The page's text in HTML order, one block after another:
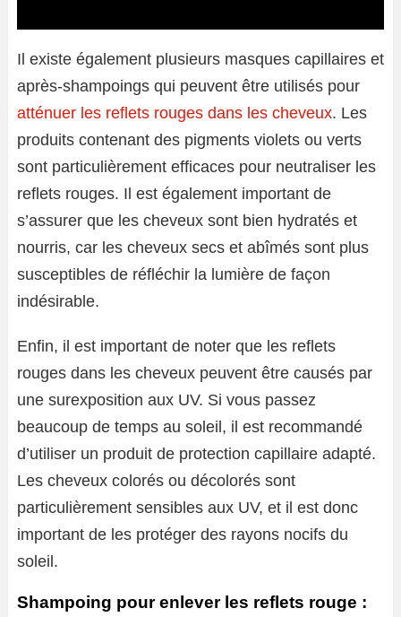
Il existe également plusieurs masques capillaires et
après-shampoings qui peuvent être utilisés pour
atténuer les reflets rouges dans les cheveux. Les
produits contenant des pigments violets ou verts
sont particulièrement efficaces pour neutraliser les
reflets rouges. Il est également important de
s’assurer que les cheveux sont bien hydratés et
nourris, car les cheveux secs et abîmés sont plus
susceptibles de réfléchir la lumière de façon
indésirable.
Enfin, il est important de noter que les reflets
rouges dans les cheveux peuvent être causés par
une surexposition aux UV. Si vous passez
beaucoup de temps au soleil, il est recommandé
d’utiliser un produit de protection capillaire adapté.
Les cheveux colorés ou décolorés sont
particulièrement sensibles aux UV, et il est donc
important de les protéger des rayons nocifs du
soleil.
Shampoing pour enlever les reflets rouge :